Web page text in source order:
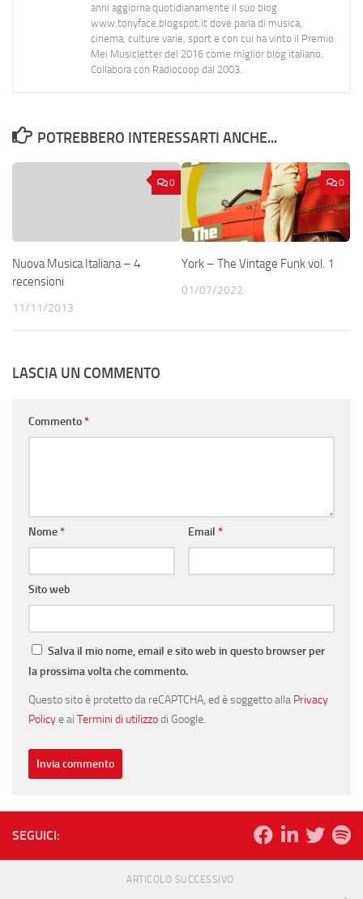
anni aggiorna quotidianamente il suo blog
www.tonyface.blogspot.it dove parla di musica,
cinema, culture varie, sport e con cui ha vinto il Premio
Mei Musicletter del 2016 come miglior blog italiano.
Collabora con Radiocoop dal 2003.
POTREBBERO INTERESSARTI ANCHE...
0
Nuova Musica Italiana – 4
recensioni
11/11/2013
0
York – The Vintage Funk vol. 1
01/07/2022
LASCIA UN COMMENTO
Commento*
Nome* Email *
Sito web
Salva il mio nome, email e sito web in questo browser per
la prossima volta che commento.
Questo sito è protetto da reCAPTCHA, ed è soggetto alla Privacy
Policye ai Termini di utilizzodi Google.
SEGUICI:
ARTICOLO SUCCESSIVO